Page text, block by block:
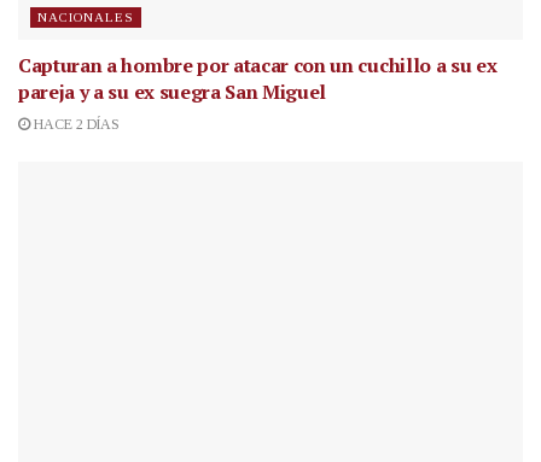
NACIONALES
Capturan a hombre por atacar con un cuchillo a su ex
pareja y a su ex suegra San Miguel
HACE 2 DÍAS